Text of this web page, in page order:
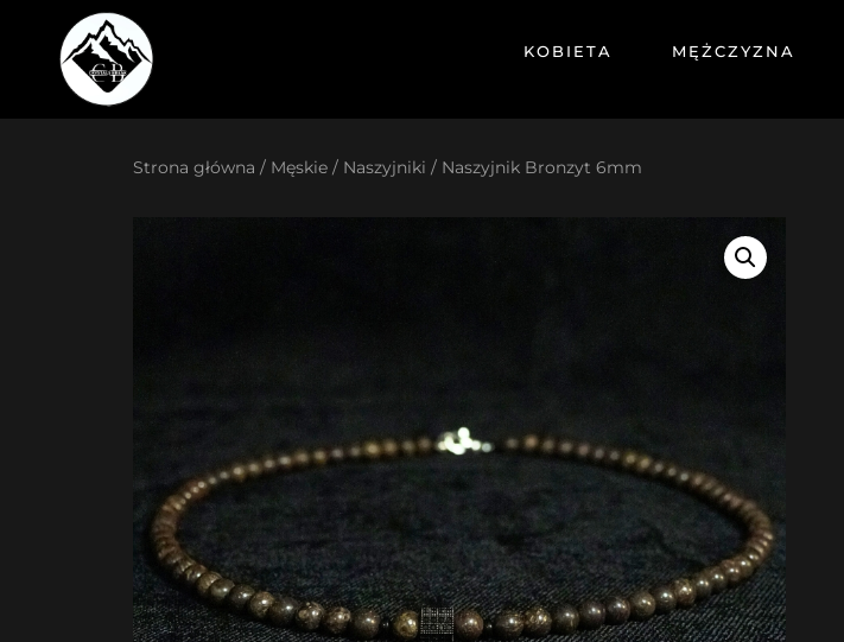
Przejdź
KOBIETA MĘŻCZYZNA
Strona główna / Męskie / Naszyjniki / Naszyjnik Bronzyt 6mm